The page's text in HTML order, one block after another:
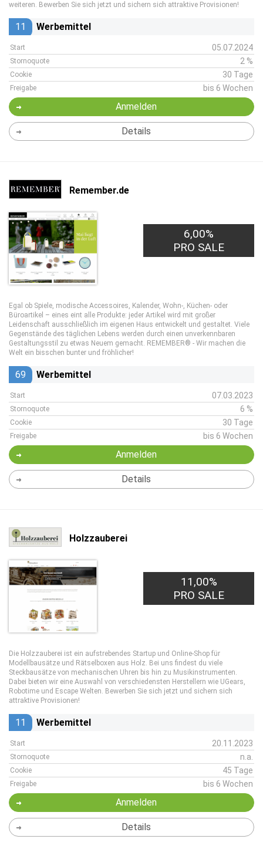
weiteren. Bewerben Sie sich jetzt und sichern sich attraktive Provisionen!
11 Werbemittel
Start 05.07.2024
Stornoquote 2 %
Cookie 30 Tage
Freigabe bis 6 Wochen
Anmelden
Details
Remember.de
6,00%
PRO SALE
Egal ob Spiele, modische Accessoires, Kalender, Wohn-, Küchen- oder
Büroartikel – eines eint alle Produkte: jeder Artikel wird mit großer
Leidenschaft ausschließlich im eigenen Haus entwickelt und gestaltet. Viele
Gegenstände des täglichen Lebens werden durch einen unverkennbaren
Gestaltungsstil zu etwas Neuem gemacht. REMEMBER® - Wir machen die
Welt ein bisschen bunter und fröhlicher!
69 Werbemittel
Start 07.03.2023
Stornoquote 6 %
Cookie 30 Tage
Freigabe bis 6 Wochen
Anmelden
Details
Holzzauberei
11,00%
PRO SALE
Die Holzzauberei ist ein aufstrebendes Startup und Online-Shop für
Modellbausätze und Rätselboxen aus Holz. Bei uns findest du viele
Steckbausätze von mechanischen Uhren bis hin zu Musikinstrumenten.
Dabei bieten wir eine Auswahl von verschiedensten Herstellern wie UGears,
Robotime und Escape Welten. Bewerben Sie sich jetzt und sichern sich
attraktive Provisionen!
11 Werbemittel
Start 20.11.2023
Stornoquote n.a.
Cookie 45 Tage
Freigabe bis 6 Wochen
Anmelden
Details